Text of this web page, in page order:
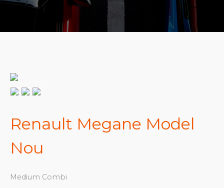
Renault Megane Model
Nou
Medium Combi